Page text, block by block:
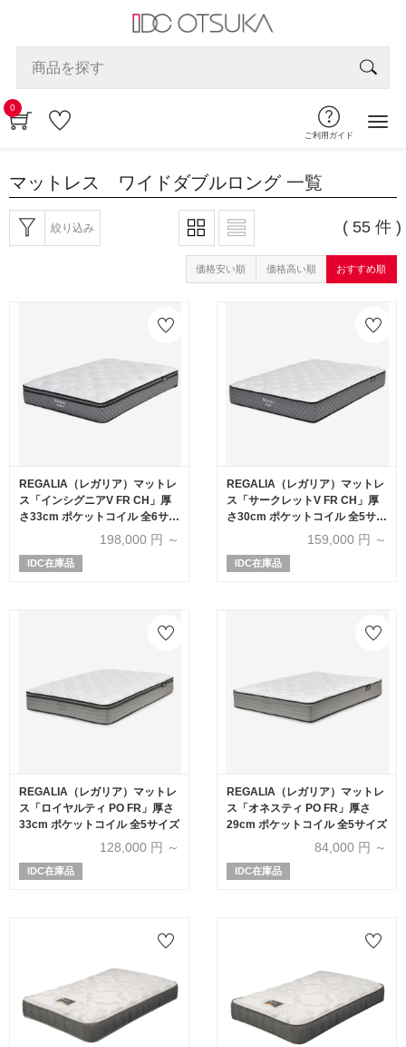
0
ご利用ガイド
マットレス ワイドダブルロング 一覧
絞り込み ( 55 件 )
価格安い順 価格高い順 おすすめ順
REGALIA（レガリア）マットレ
ス「インシグニアV FR CH」厚
さ33cm ポケットコイル 全6サイ
198,000 円 ～
IDC在庫品
REGALIA（レガリア）マットレ
ス「サークレットV FR CH」厚
さ30cm ポケットコイル 全5サイ
159,000 円 ～
IDC在庫品
REGALIA（レガリア）マットレ
ス「ロイヤルティ PO FR」厚さ
33cm ポケットコイル 全5サイズ
128,000 円 ～
IDC在庫品
REGALIA（レガリア）マットレ
ス「オネスティ PO FR」厚さ
29cm ポケットコイル 全5サイズ
84,000 円 ～
IDC在庫品